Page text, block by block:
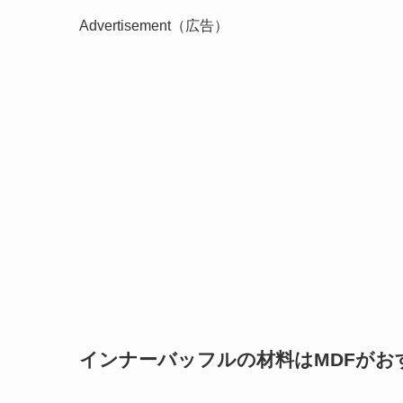
Advertisement（広告）
インナーバッフルの材料はMDFがお